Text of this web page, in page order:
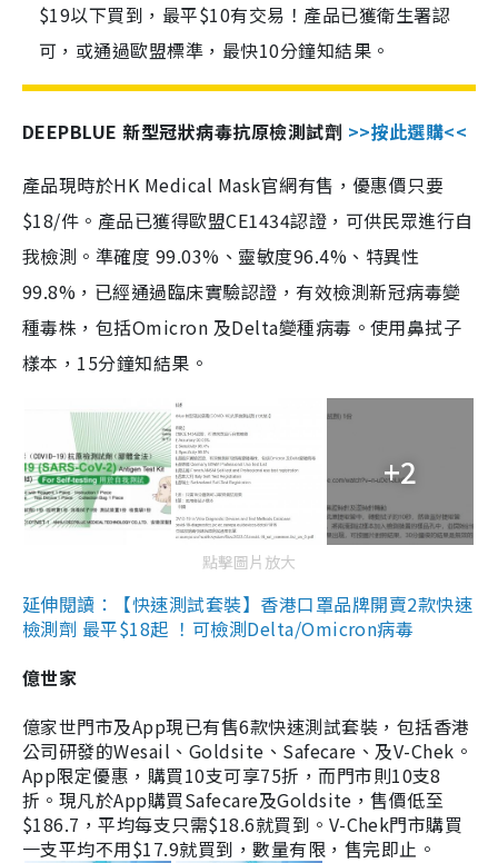
$19以下買到，最平$10有交易！產品已獲衛生署認
可，或通過歐盟標準，最快10分鐘知結果。
DEEPBLUE 新型冠狀病毒抗原檢測試劑 >>按此選購<<
產品現時於HK Medical Mask官網有售，優惠價只要
$18/件。產品已獲得歐盟CE1434認證，可供民眾進行自
我檢測。準確度 99.03%、靈敏度96.4%、特異性
99.8%，已經通過臨床實驗認證，有效檢測新冠病毒變
種毒株，包括Omicron 及Delta變種病毒。使用鼻拭子
樣本，15分鐘知結果。
+2
點擊圖片放大
延伸閱讀：【快速測試套裝】香港口罩品牌開賣2款快速
檢測劑 最平$18起 ！可檢測Delta/Omicron病毒
億世家
億家世門市及App現已有售6款快速測試套裝，包括香港
公司研發的Wesail、Goldsite、Safecare、及V-Chek。
App限定優惠，購買10支可享75折，而門市則10支8
折。現凡於App購買Safecare及Goldsite，售價低至
$186.7，平均每支只需$18.6就買到。V-Chek門市購買
一支平均不用$17.9就買到，數量有限，售完即止。